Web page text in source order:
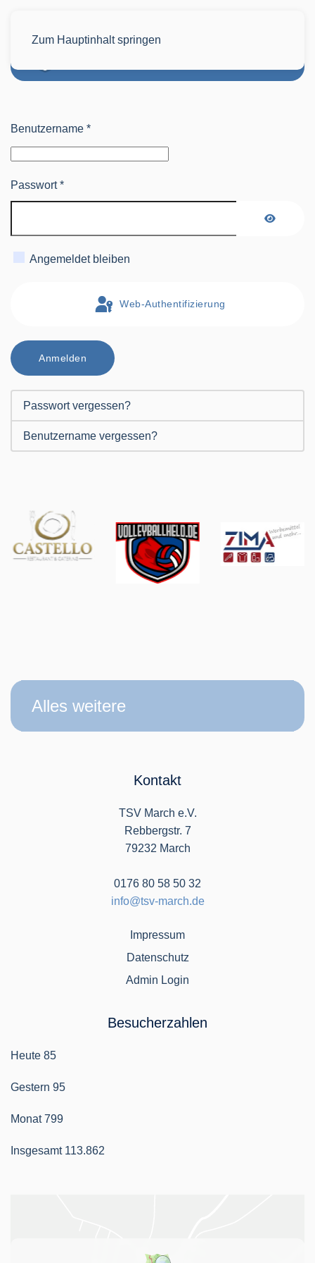
Zum Hauptinhalt springen
Benutzername *
Passwort*
Angemeldet bleiben
Web-Authentifizierung
Anmelden
Passwort vergessen?
Benutzername vergessen?
Alles weitere
Kontakt
TSV March e.V.
Rebbergstr. 7
79232 March
0176 80 58 50 32
info@tsv-march.de
Impressum
Datenschutz
Admin Login
Besucherzahlen
Heute 85
Gestern 95
Monat799
Insgesamt 113.862